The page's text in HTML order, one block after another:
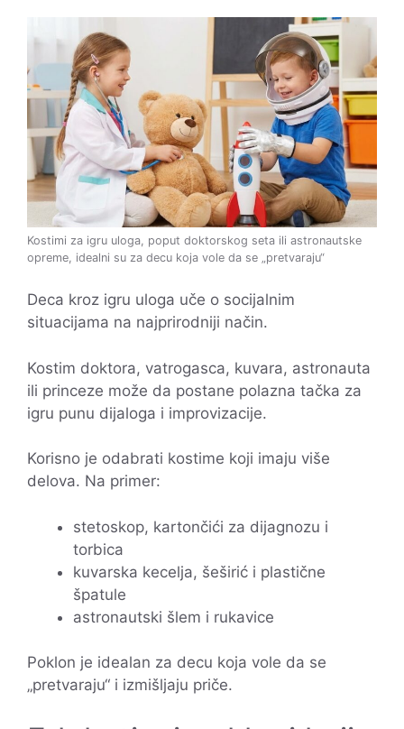
Kostimi za igru uloga, poput doktorskog seta ili astronautske
opreme, idealni su za decu koja vole da se „pretvaraju“
Deca kroz igru uloga uče o socijalnim
situacijama na najprirodniji način.
Kostim doktora, vatrogasca, kuvara, astronauta
ili princeze može da postane polazna tačka za
igru punu dijaloga i improvizacije.
Korisno je odabrati kostime koji imaju više
delova. Na primer:
stetoskop, kartončići za dijagnozu i
torbica
kuvarska kecelja, šeširić i plastične
špatule
astronautski šlem i rukavice
Poklon je idealan za decu koja vole da se
„pretvaraju“ i izmišljaju priče.